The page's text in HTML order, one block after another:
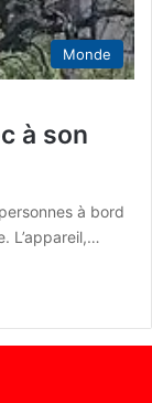
Monde
à son
à bord
L’appareil,…